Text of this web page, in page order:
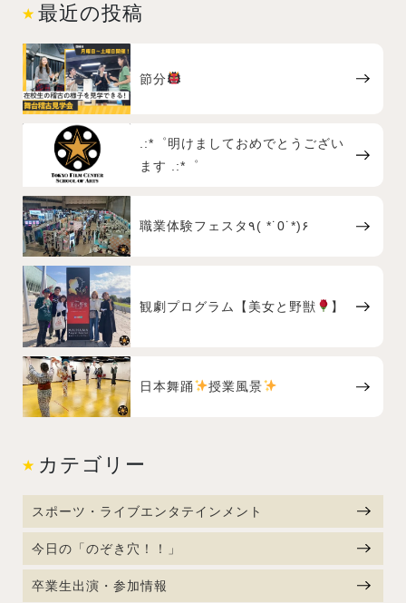
最近の投稿
節分
.:*゜明けましておめでとうござい
ます .:*゜
職業体験フェスタ٩( *˙0˙*)۶
観劇プログラム【美女と野獣 】
日本舞踊 授業風景
カテゴリー
スポーツ・ライブエンタテインメント
今日の「のぞき穴！！」
卒業生出演・参加情報